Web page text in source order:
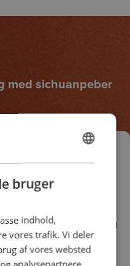
med sichuanpeber
vildt
de magre og smagfulde
svenske skove og
Her viser vi både
laver en fantastisk visuel
en måde klassisk, da vi
men vi har
bruger
indhold,
vores trafik. Vi deler
af vores websted